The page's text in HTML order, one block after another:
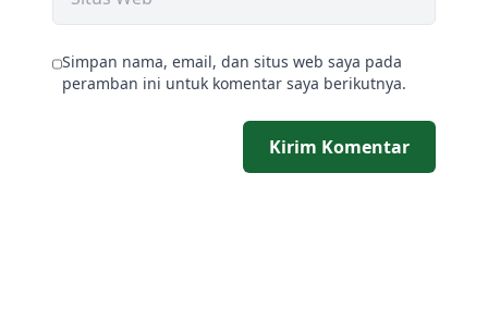
Simpan nama, email, dan situs web saya pada
peramban ini untuk komentar saya berikutnya.
Kirim Komentar